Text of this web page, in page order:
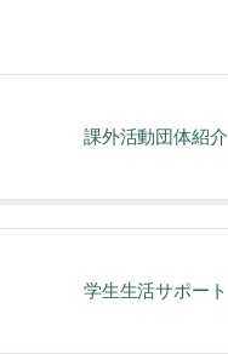
課外活動団体紹介
学⽣⽣活サポート